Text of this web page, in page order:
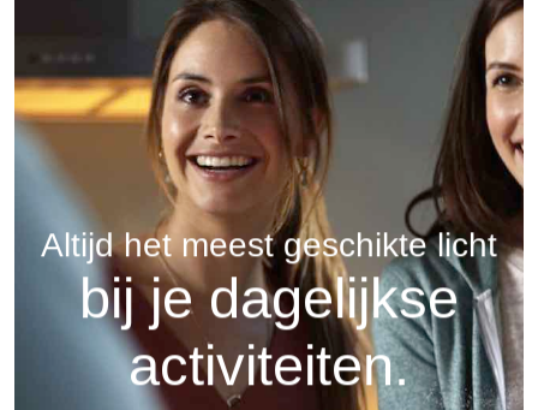
Altijd het meest geschikte licht
bij je dagelijkse
activiteiten.